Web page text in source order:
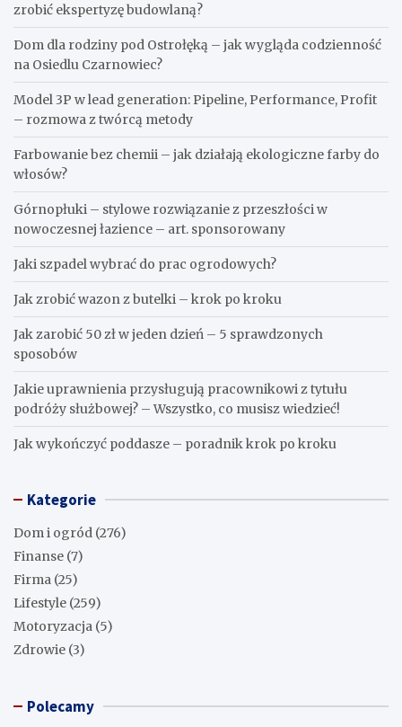
zrobić ekspertyzę budowlaną?
Dom dla rodziny pod Ostrołęką – jak wygląda codzienność
na Osiedlu Czarnowiec?
Model 3P w lead generation: Pipeline, Performance, Profit
– rozmowa z twórcą metody
Farbowanie bez chemii – jak działają ekologiczne farby do
włosów?
Górnopłuki – stylowe rozwiązanie z przeszłości w
nowoczesnej łazience – art. sponsorowany
Jaki szpadel wybrać do prac ogrodowych?
Jak zrobić wazon z butelki – krok po kroku
Jak zarobić 50 zł w jeden dzień – 5 sprawdzonych
sposobów
Jakie uprawnienia przysługują pracownikowi z tytułu
podróży służbowej? – Wszystko, co musisz wiedzieć!
Jak wykończyć poddasze – poradnik krok po kroku
Kategorie
Dom i ogród (276)
Finanse (7)
Firma (25)
Lifestyle (259)
Motoryzacja (5)
Zdrowie (3)
Polecamy